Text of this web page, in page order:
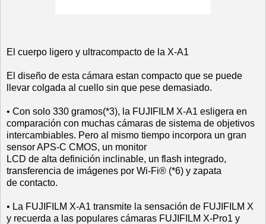
El cuerpo ligero y ultracompacto de la X‐A1
El diseño de esta cámara estan compacto que se puede
llevar colgada al cuello sin que pese demasiado.
• Con solo 330 gramos(*3), la FUJIFILM X‐A1 esligera en
comparación con muchas cámaras de sistema de objetivos
intercambiables. Pero al mismo tiempo incorpora un gran
sensor APS‐C CMOS, un monitor
LCD de alta definición inclinable, un flash integrado,
transferencia de imágenes por Wi‐Fi® (*6) y zapata
de contacto.
• La FUJIFILM X‐A1 transmite la sensación de FUJIFILM X
y recuerda a las populares cámaras FUJIFILM X‐Pro1 y